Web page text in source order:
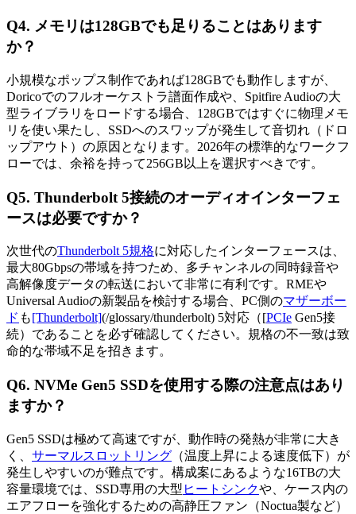
Q4. メモリは128GBでも足りることはあります
か？
小規模なポップス制作であれば128GBでも動作しますが、
Doricoでのフルオーケストラ譜面作成や、Spitfire Audioの大
型ライブラリをロードする場合、128GBではすぐに物理メモ
リを使い果たし、SSDへのスワップが発生して音切れ（ドロ
ップアウト）の原因となります。2026年の標準的なワークフ
ローでは、余裕を持って256GB以上を選択すべきです。
Q5. Thunderbolt 5接続のオーディオインターフェ
ースは必要ですか？
次世代のThunderbolt 5規格に対応したインターフェースは、
最大80Gbpsの帯域を持つため、多チャンネルの同時録音や
高解像度データの転送において非常に有利です。RMEや
Universal Audioの新製品を検討する場合、PC側のマザーボー
ド も[Thunderbolt](/glossary/thunderbolt) 5対応（[PCIe Gen5接
続）であることを必ず確認してください。規格の不一致は致
命的な帯域不足を招きます。
Q6. NVMe Gen5 SSDを使用する際の注意点はあり
ますか？
Gen5 SSDは極めて高速ですが、動作時の発熱が非常に大き
く、 サーマルスロットリング （温度上昇による速度低下）が
発生しやすいのが難点です。構成案にあるような16TBの大
容量環境では、SSD専用の大型 ヒートシンクや、ケース内の
エアフローを強化するための高静圧ファン（Noctua製など）